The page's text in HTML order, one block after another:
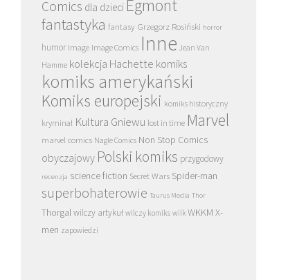
Comics dla dzieci Egmont
fantastyka fantasy Grzegorz Rosiński horror
humor Image Image Comics Inne Jean Van
Hamme kolekcja Hachette komiks
komiks amerykański
Komiks europejski komiks historyczny
kryminał Kultura Gniewu lost in time Marvel
marvel comics Nagle Comics Non Stop Comics
obyczajowy Polski komiks przygodowy
recenzja science fiction Secret Wars Spider-man
superbohaterowie Taurus Media Thor
Thorgalwilczy artykuł wilczy komiks wilk WKKM X-
men zapowiedzi